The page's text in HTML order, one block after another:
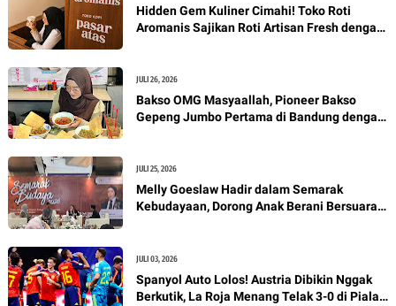
Hidden Gem Kuliner Cimahi! Toko Roti
Aromanis Sajikan Roti Artisan Fresh dengan
JULI 26, 2026
Bakso OMG Masyaallah, Pioneer Bakso
Gepeng Jumbo Pertama di Bandung dengan
JULI 25, 2026
Melly Goeslaw Hadir dalam Semarak
Kebudayaan, Dorong Anak Berani Bersuara
JULI 03, 2026
Spanyol Auto Lolos! Austria Dibikin Nggak
Berkutik, La Roja Menang Telak 3-0 di Piala